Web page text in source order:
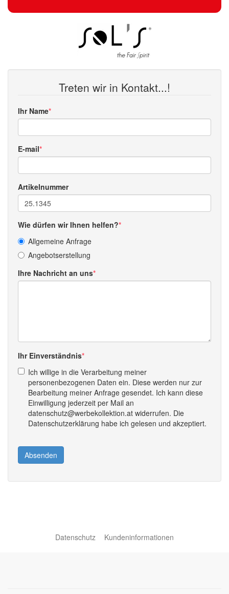
Treten wir in Kontakt...!
Ihr Name
E-mail
Artikelnummer
Wie dürfen wir Ihnen helfen?
Allgemeine Anfrage
Angebotserstellung
Ihre Nachricht an uns
Ihr Einverständnis
Ich willige in die Verarbeitung meiner
personenbezogenen Daten ein. Diese werden nur zur
Bearbeitung meiner Anfrage gesendet. Ich kann diese
Einwilligung jederzeit per Mail an
datenschutz@werbekollektion.at widerrufen. Die
Datenschutzerklärung habe ich gelesen und akzeptiert.
Absenden
Datenschutz Kundeninformationen